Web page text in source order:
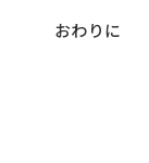
おわりに